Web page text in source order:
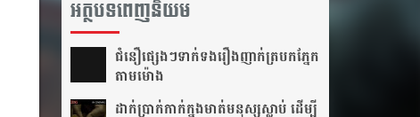
អត្ថបទពេញនិយម
ជំនឿ​ផ្សេងៗ​ទាក់ទង​រឿង​ញាក់​ត្របក​ភ្នែក​
តាម​ម៉ោង​
ដាក់​ប្រាក់​កាក់​ក្នុង​មាត់​មនុស្ស​ស្លាប់ ដើម្បី​